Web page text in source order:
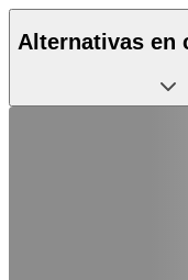
Alternativas en